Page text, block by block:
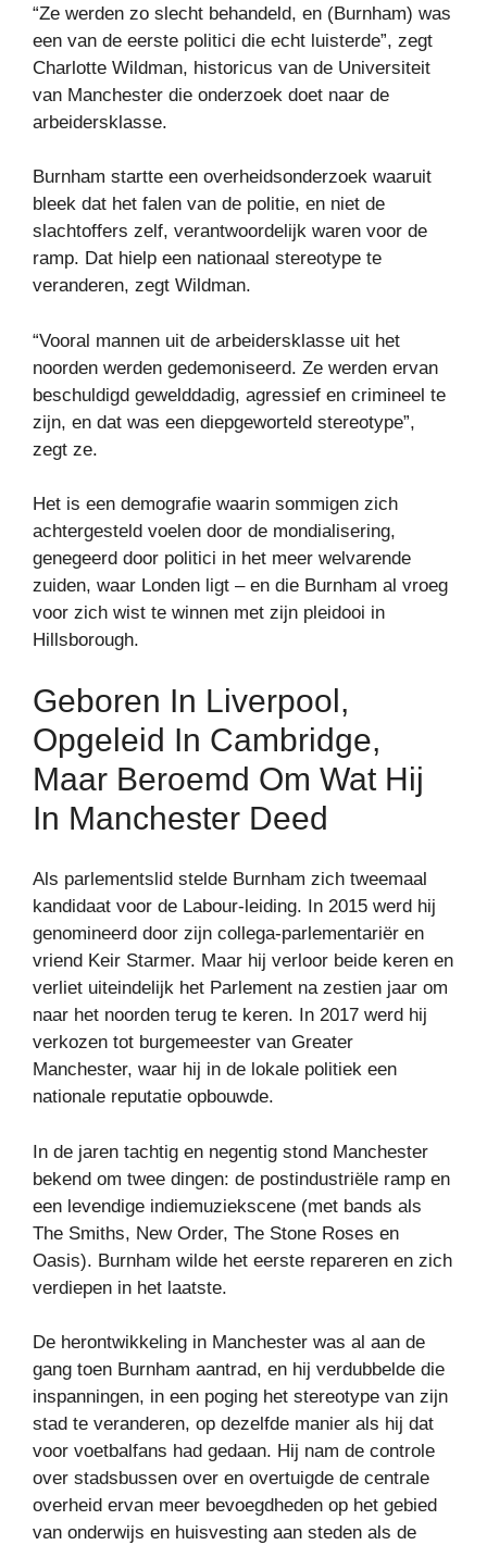
“Ze werden zo slecht behandeld, en (Burnham) was
een van de eerste politici die echt luisterde”, zegt
Charlotte Wildman, historicus van de Universiteit
van Manchester die onderzoek doet naar de
arbeidersklasse.
Burnham startte een overheidsonderzoek waaruit
bleek dat het falen van de politie, en niet de
slachtoffers zelf, verantwoordelijk waren voor de
ramp. Dat hielp een nationaal stereotype te
veranderen, zegt Wildman.
“Vooral mannen uit de arbeidersklasse uit het
noorden werden gedemoniseerd. Ze werden ervan
beschuldigd gewelddadig, agressief en crimineel te
zijn, en dat was een diepgeworteld stereotype”,
zegt ze.
Het is een demografie waarin sommigen zich
achtergesteld voelen door de mondialisering,
genegeerd door politici in het meer welvarende
zuiden, waar Londen ligt – en die Burnham al vroeg
voor zich wist te winnen met zijn pleidooi in
Hillsborough.
Geboren In Liverpool,
Opgeleid In Cambridge,
Maar Beroemd Om Wat Hij
In Manchester Deed
Als parlementslid stelde Burnham zich tweemaal
kandidaat voor de Labour-leiding. In 2015 werd hij
genomineerd door zijn collega-parlementariër en
vriend Keir Starmer. Maar hij verloor beide keren en
verliet uiteindelijk het Parlement na zestien jaar om
naar het noorden terug te keren. In 2017 werd hij
verkozen tot burgemeester van Greater
Manchester, waar hij in de lokale politiek een
nationale reputatie opbouwde.
In de jaren tachtig en negentig stond Manchester
bekend om twee dingen: de postindustriële ramp en
een levendige indiemuziekscene (met bands als
The Smiths, New Order, The Stone Roses en
Oasis). Burnham wilde het eerste repareren en zich
verdiepen in het laatste.
De herontwikkeling in Manchester was al aan de
gang toen Burnham aantrad, en hij verdubbelde die
inspanningen, in een poging het stereotype van zijn
stad te veranderen, op dezelfde manier als hij dat
voor voetbalfans had gedaan. Hij nam de controle
over stadsbussen over en overtuigde de centrale
overheid ervan meer bevoegdheden op het gebied
van onderwijs en huisvesting aan steden als de